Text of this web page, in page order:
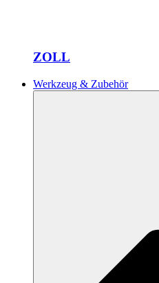
ZOLL
Werkzeug & Zubehör